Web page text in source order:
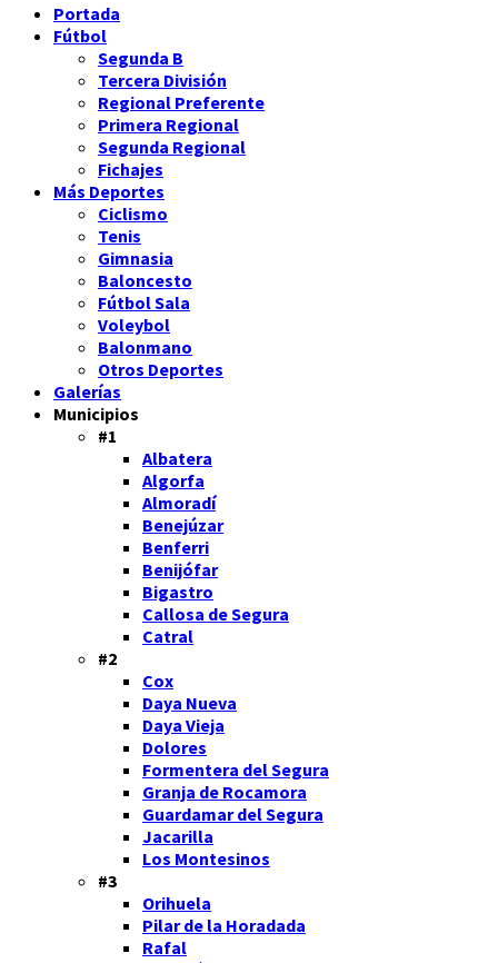
Portada
Fútbol
Segunda B
Tercera División
Regional Preferente
Primera Regional
Segunda Regional
Fichajes
Más Deportes
Ciclismo
Tenis
Gimnasia
Baloncesto
Fútbol Sala
Voleybol
Balonmano
Otros Deportes
Galerías
Municipios
#1
Albatera
Algorfa
Almoradí
Benejúzar
Benferri
Benijófar
Bigastro
Callosa de Segura
Catral
#2
Cox
Daya Nueva
Daya Vieja
Dolores
Formentera del Segura
Granja de Rocamora
Guardamar del Segura
Jacarilla
Los Montesinos
#3
Orihuela
Pilar de la Horadada
Rafal